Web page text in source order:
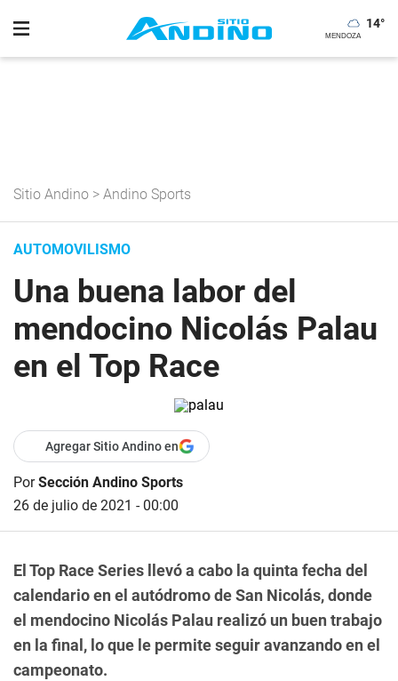
14°
Sitio Andino > Andino Sports
AUTOMOVILISMO
Una buena labor del
mendocino Nicolás Palau
en el Top Race
Agregar Sitio Andino en
PorSección Andino Sports
26 de julio de 2021 - 00:00
El Top Race Series llevó a cabo la quinta fecha del
calendario en el autódromo de San Nicolás, donde
el mendocino Nicolás Palau realizó un buen trabajo
en la final, lo que le permite seguir avanzando en el
campeonato.